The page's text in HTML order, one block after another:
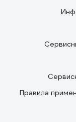
Правила